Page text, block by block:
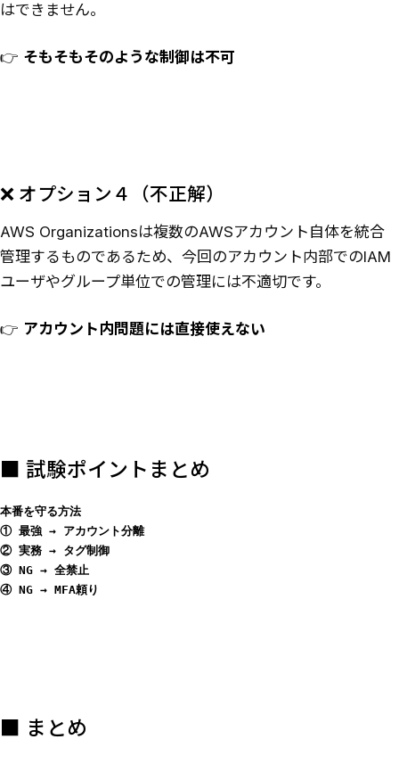
はできません。
👉 そもそもそのような制御は不可
❌ オプション４（不正解）
AWS Organizationsは複数のAWSアカウント自体を統合
管理するものであるため、今回のアカウント内部でのIAM
ユーザやグループ単位での管理には不適切です。
👉 アカウント内問題には直接使えない
■ 試験ポイントまとめ
本番を守る方法
① 最強 → アカウント分離
② 実務 → タグ制御
③ NG → 全禁止
④ NG → MFA頼り
■ まとめ